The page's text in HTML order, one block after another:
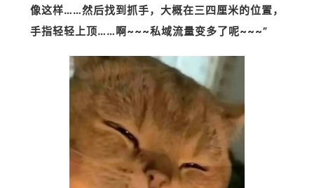
像这样……然后找到抓手，大概在三四厘米的位置，
手指轻轻上顶……啊~~~私域流量变多了呢~~~”